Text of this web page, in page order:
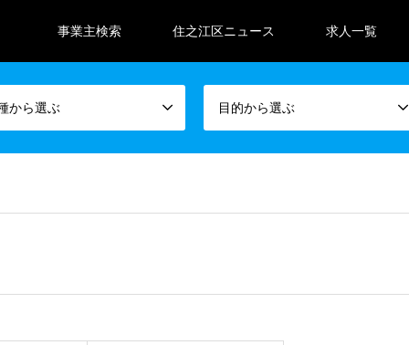
事業主検索 住之江区ニュース 求人一覧
から選ぶ 目的から選ぶ